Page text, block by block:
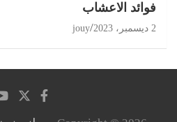
‏فوائد الاعشاب
2 ديسمبر، 2023 jouy